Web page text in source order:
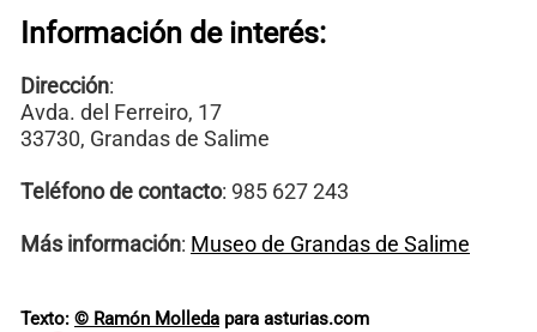
Información de interés:
Dirección:
Avda. del Ferreiro, 17
33730, Grandas de Salime
Teléfono de contacto: 985 627 243
Más información: Museo de Grandas de Salime
Texto: © Ramón Molleda para asturias.com